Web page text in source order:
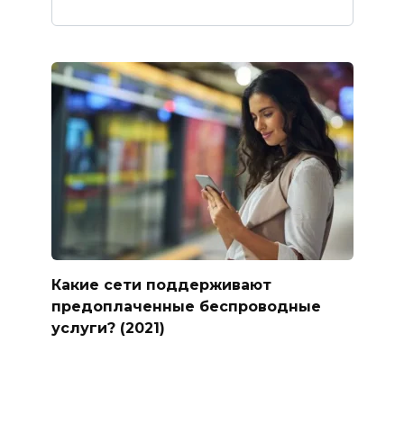
Какие сети поддерживают
предоплаченные беспроводные
услуги? (2021)